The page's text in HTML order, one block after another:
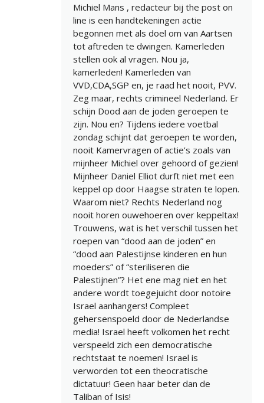
Michiel Mans , redacteur bij the post on
line is een handtekeningen actie
begonnen met als doel om van Aartsen
tot aftreden te dwingen. Kamerleden
stellen ook al vragen. Nou ja,
kamerleden! Kamerleden van
VVD,CDA,SGP en, je raad het nooit, PVV.
Zeg maar, rechts crimineel Nederland. Er
schijn Dood aan de joden geroepen te
zijn. Nou en? Tijdens iedere voetbal
zondag schijnt dat geroepen te worden,
nooit Kamervragen of actie’s zoals van
mijnheer Michiel over gehoord of gezien!
Mijnheer Daniel Elliot durft niet met een
keppel op door Haagse straten te lopen.
Waarom niet? Rechts Nederland nog
nooit horen ouwehoeren over keppeltax!
Trouwens, wat is het verschil tussen het
roepen van “dood aan de joden” en
“dood aan Palestijnse kinderen en hun
moeders” of “steriliseren die
Palestijnen”? Het ene mag niet en het
andere wordt toegejuicht door notoire
Israel aanhangers! Compleet
gehersenspoeld door de Nederlandse
media! Israel heeft volkomen het recht
verspeeld zich een democratische
rechtstaat te noemen! Israel is
verworden tot een theocratische
dictatuur! Geen haar beter dan de
Taliban of Isis!